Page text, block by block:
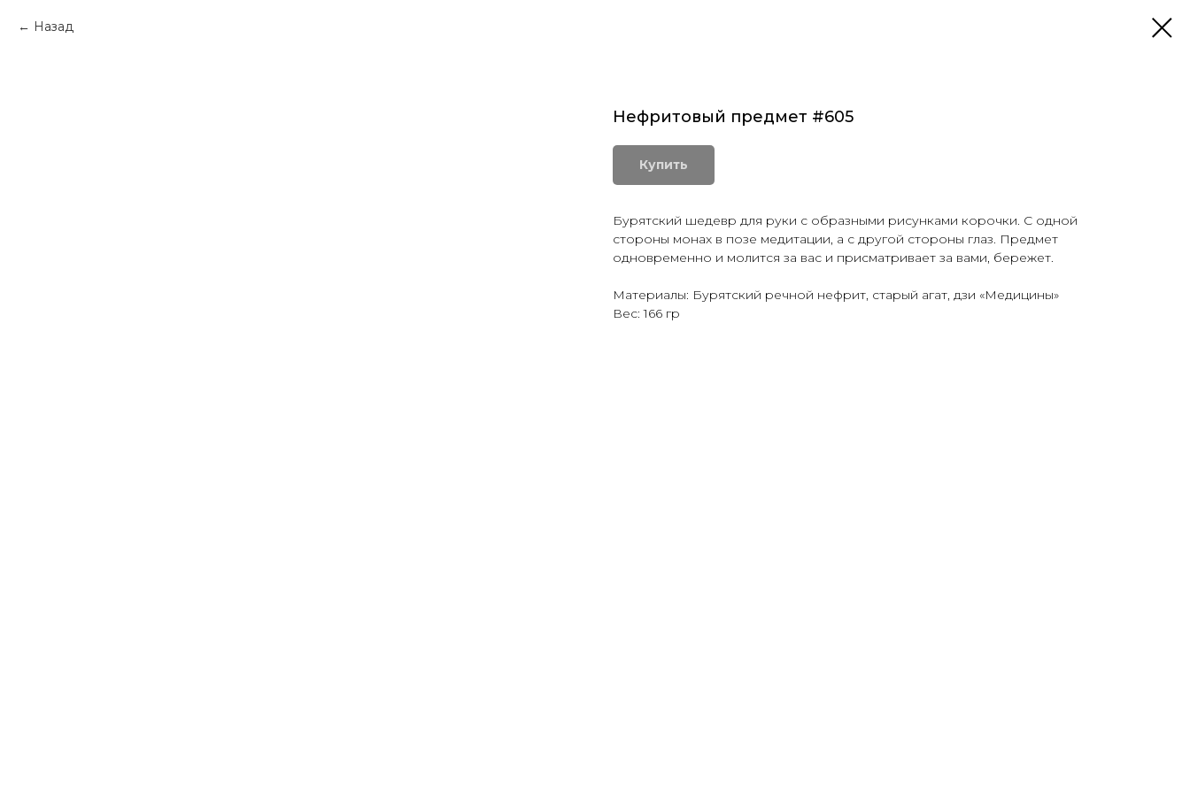
Назад
Нефритовый предмет #605
Купить
Бурятский шедевр для руки с образными рисунками корочки. С одной
стороны монах в позе медитации, а с другой стороны глаз. Предмет
одновременно и молится за вас и присматривает за вами, бережет.
Материалы: Бурятский речной нефрит, старый агат, дзи «Медицины»
Вес: 166 гр